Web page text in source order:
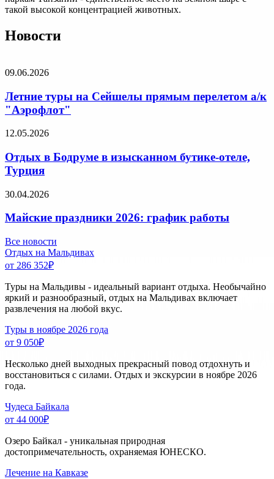
такой высокой концентрацией животных.
Новости
09.06.2026
Летние туры на Сейшелы прямым перелетом а/к
"Аэрофлот"
12.05.2026
Отдых в Бодруме в изысканном бутике-отеле,
Турция
30.04.2026
Майские праздники 2026: график работы
Все новости
Отдых на Мальдивах
от 286 352₽
Туры на Мальдивы - идеальный вариант отдыха. Необычайно
яркий и разнообразный, отдых на Мальдивах включает
развлечения на любой вкус.
Туры в ноябре 2026 года
от 9 050₽
Несколько дней выходных прекрасный повод отдохнуть и
восстановиться с силами. Отдых и экскурсии в ноябре 2026
года.
Чудеса Байкала
от 44 000₽
Озеро Байкал - уникальная природная
достопримечательность, охраняемая ЮНЕСКО.
Лечение на Кавказе